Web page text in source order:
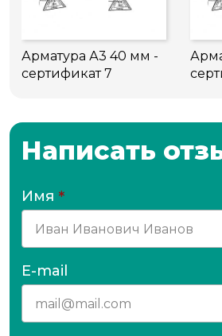
Арматура А3 40 мм -
сертификат 7
Написать
Имя *
E-mail